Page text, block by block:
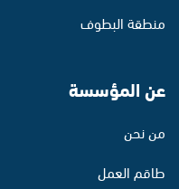
منطقة البطوف
عن المؤسسة
من نحن
طاقم العمل